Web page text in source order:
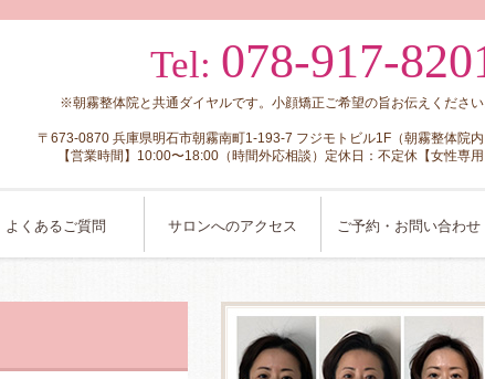
Tel: 078-917-
※朝霧整体院と共通ダイヤルです。小顔矯正ご希望の旨お伝えください
〒673-0870 兵庫県明石市朝霧南町1-193-7 フジモトビル1F（朝霧整体院内
【営業時間】10:00〜18:00（時間外応相談）定休日：不定休【女性専用
よくあるご質問 サロンへのアクセス ご予約・お問い合わせ